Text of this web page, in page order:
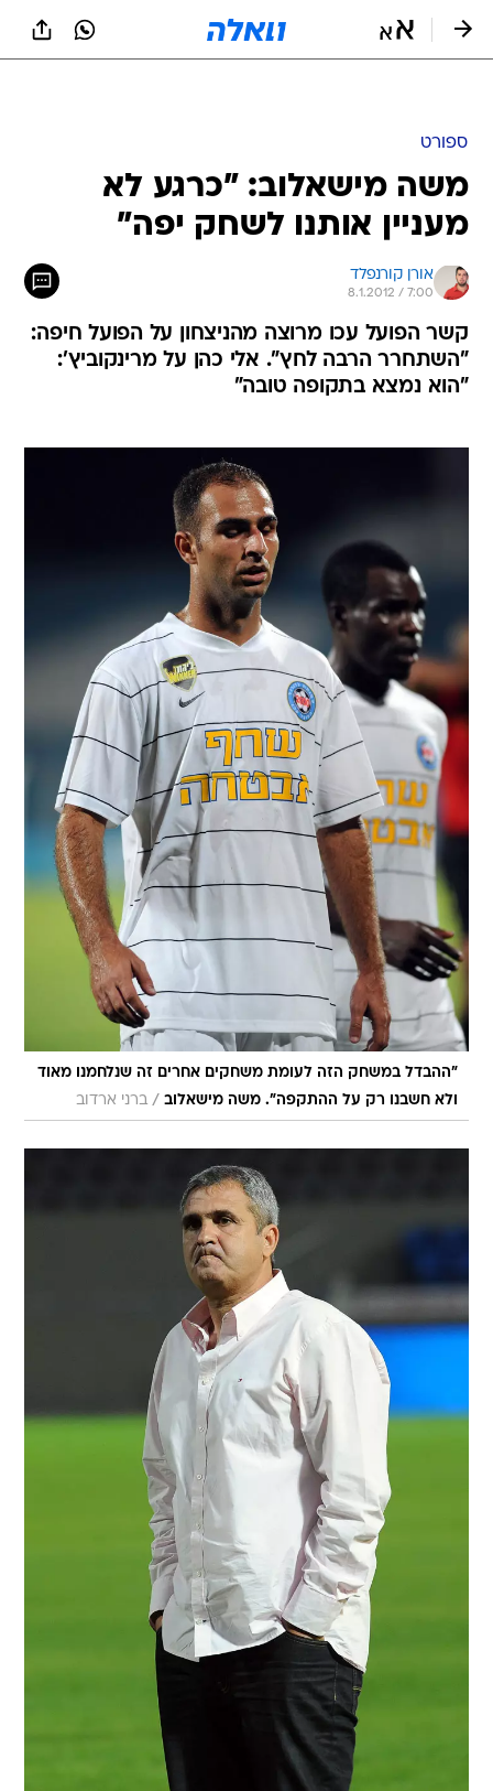
ספורט
משה מישאלוב: "כרגע לא
מעניין אותנו לשחק יפה"
אורן קורנפלד
8.1.2012 / 7:00
קשר הפועל עכו מרוצה מהניצחון על הפועל חיפה:
"השתחרר הרבה לחץ". אלי כהן על מרינקוביץ':
"הוא נמצא בתקופה טובה"
"ההבדל במשחק הזה לעומת משחקים אחרים זה שנלחמנו מאוד
ולא חשבנו רק על ההתקפה". משה מישאלוב / ברני ארדוב